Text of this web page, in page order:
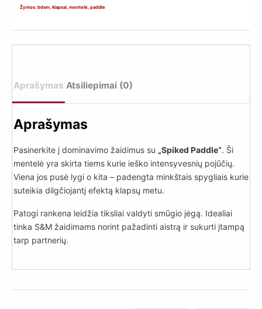
klapsams
Žymos: bdsm klapsai mentelė paddle
Aprašymas Atsiliepimai (0)
Aprašymas
Pasinerkite į dominavimo žaidimus su „Spiked Paddle“. Ši
mentelė yra skirta tiems kurie ieško intensyvesnių pojūčių.
Viena jos pusė lygi o kita – padengta minkštais spygliais kurie
suteikia dilgčiojantį efektą klapsų metu.
Patogi rankena leidžia tiksliai valdyti smūgio jėgą. Idealiai
tinka S&M žaidimams norint pažadinti aistrą ir sukurti įtampą
tarp partnerių.